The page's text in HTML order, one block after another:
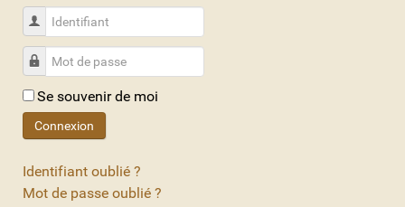
Identifiant
Mot de passe
Se souvenir de moi
Connexion
Identifiant oublié ?
Mot de passe oublié ?